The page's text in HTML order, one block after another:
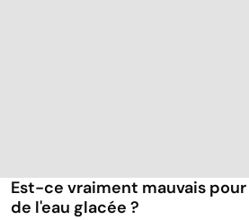
Est-ce vraiment mauvais
de l'eau glacée ?